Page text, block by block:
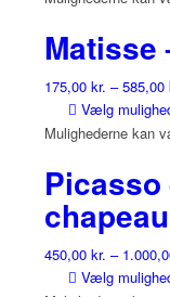
Matisse
175,00 kr. –585,00
Vælg
Mulighederne kan
Picasso
450,00 kr. –
Vælg